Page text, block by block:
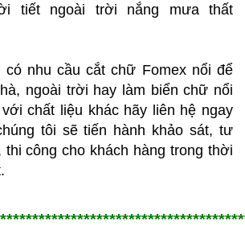
tiết ngoài trời nắng mưa thất
có nhu cầu cắt chữ Fomex nổi để
ngoài trời hay làm biển chữ nổi
chất liệu khác hãy liên hệ ngay
tôi sẽ tiến hành khảo sát, tư
thi công cho khách hàng trong thời